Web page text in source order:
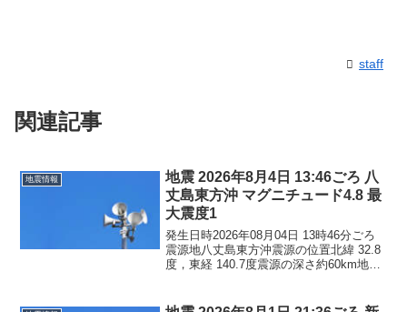
staff
関連記事
地震情報
地震 2026年8月4日 13:46ごろ 八
丈島東方沖 マグニチュード4.8 最
大震度1
発生日時2026年08月04日 13時46分ごろ
震源地八丈島東方沖震源の位置北緯 32.8
度，東経 140.7度震源の深さ約60km地震
せん。震度1東京都八丈町